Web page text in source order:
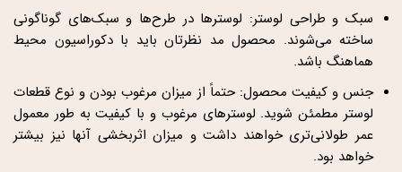
سبک و طراحی لوستر: لوسترها در طرح‌ها و سبک‌های گوناگونی
ساخته می‌شوند. محصول مد نظرتان باید با دکوراسیون محیط
هماهنگ باشد.
جنس و کیفیت محصول: حتماً از میزان مرغوب بودن و نوع قطعات
لوستر مطمئن شوید. لوسترهای مرغوب و با کیفیت به طور معمول
عمر طولانی‌تری خواهند داشت و میزان اثربخشی آنها نیز بیشتر
خواهد بود.